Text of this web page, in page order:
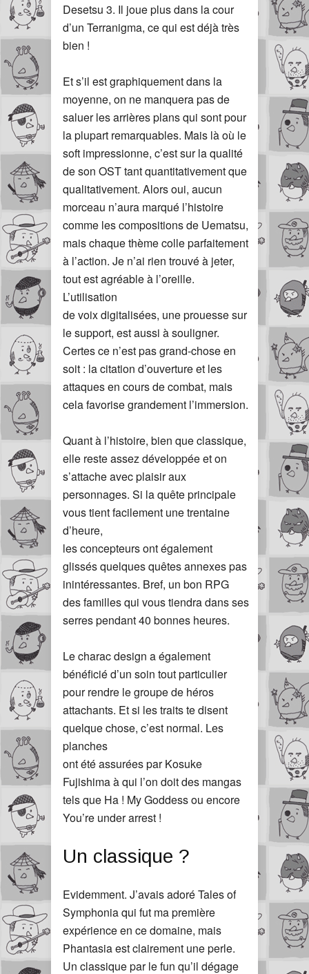
Desetsu 3. Il joue plus dans la cour
d’un Terranigma, ce qui est déjà très
bien !
Et s’il est graphiquement dans la
moyenne, on ne manquera pas de
saluer les arrières plans qui sont pour
la plupart remarquables. Mais là où le
soft impressionne, c’est sur la qualité
de son OST tant quantitativement que
qualitativement. Alors oui, aucun
morceau n’aura marqué l’histoire
comme les compositions de Uematsu,
mais chaque thème colle parfaitement
à l’action. Je n’ai rien trouvé à jeter,
tout est agréable à l’oreille.
L’utilisation
de voix digitalisées, une prouesse sur
le support, est aussi à souligner.
Certes ce n’est pas grand-chose en
soit : la citation d’ouverture et les
attaques en cours de combat, mais
cela favorise grandement l’immersion.
Quant à l’histoire, bien que classique,
elle reste assez développée et on
s’attache avec plaisir aux
personnages. Si la quête principale
vous tient facilement une trentaine
d’heure,
les concepteurs ont également
glissés quelques quêtes annexes pas
inintéressantes. Bref, un bon RPG
des familles qui vous tiendra dans ses
serres pendant 40 bonnes heures.
Le charac design a également
bénéficié d’un soin tout particulier
pour rendre le groupe de héros
attachants. Et si les traits te disent
quelque chose, c’est normal. Les
planches
ont été assurées par Kosuke
Fujishima à qui l’on doit des mangas
tels que Ha ! My Goddess ou encore
You’re under arrest !
Un classique ?
Evidemment. J’avais adoré Tales of
Symphonia qui fut ma première
expérience en ce domaine, mais
Phantasia est clairement une perle.
Un classique par le fun qu’il dégage